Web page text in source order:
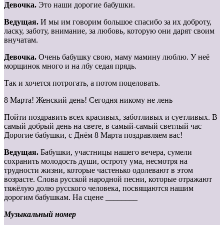
Девочка. Это наши дорогие бабушки.
Ведущая. И мы им говорим большое спасибо за их доброту,
ласку, заботу, внимание, за любовь, которую они дарят своим
внучатам.
Девочка. Очень бабушку свою, маму мамину люблю. У неё
морщинок много и на лбу седая прядь.
Так и хочется потрогать, а потом поцеловать.
8 Марта! Женский день! Сегодня никому не лень
Пойти поздравить всех красивых, заботливых и суетливых. В
самый добрый день на свете, в самый-самый светлый час
Дорогие бабушки, с Днём 8 Марта поздравляем вас!
Ведущая. Бабушки, участницы нашего вечера, сумели
сохранить молодость души, остроту ума, несмотря на
трудности жизни, которые частенько одолевают в этом
возрасте. Слова русской народной песни, которые отражают
тяжёлую долю русского человека, посвящаются нашим
дорогим бабушкам. На сцене ________
Музыкальный номер